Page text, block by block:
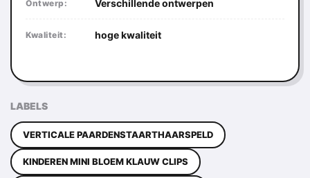
Ontwerp: Verschillende ontwerpen
Kwaliteit: hoge kwaliteit
LABELS
VERTICALE PAARDENSTAARTHAARSPELD
KINDEREN MINI BLOEM KLAUW CLIPS